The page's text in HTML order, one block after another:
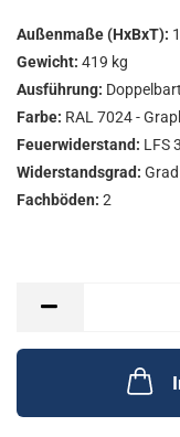
Außenmaße (HxBxT):
Gewicht: 419 kg
Ausführung:
Farbe: RAL 7024 -
Feuerwiderstand: LFS
Widerstandsgrad:
Fachböden: 2